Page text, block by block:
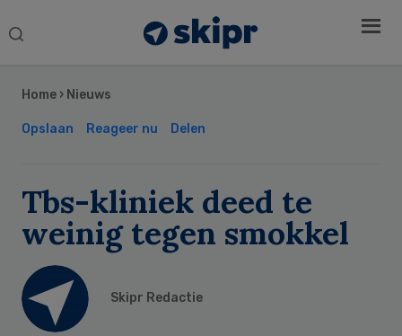
Search
Home › Nieuws
Opslaan Reageer nu Delen
Tbs-kliniek deed te
weinig tegen smokkel
Skipr Redactie
Sidebar